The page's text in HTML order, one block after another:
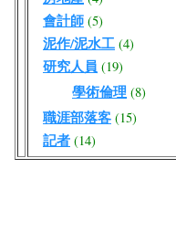
會計師 (5)
泥作/泥水工 (4)
研究人員 (19)
學術倫理 (8)
職涯部落客 (15)
記者 (14)